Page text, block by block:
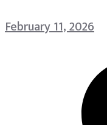
February 11, 2026